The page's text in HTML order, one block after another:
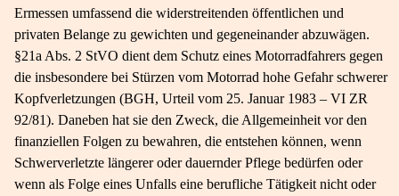
Ermessen umfassend die widerstreitenden öffentlichen und
privaten Belange zu gewichten und gegeneinander abzuwägen.
§21a Abs. 2 StVO dient dem Schutz eines Motorradfahrers gegen
die insbesondere bei Stürzen vom Motorrad hohe Gefahr schwerer
Kopfverletzungen (BGH, Urteil vom 25. Januar 1983 – VI ZR
92/81). Daneben hat sie den Zweck, die Allgemeinheit vor den
finanziellen Folgen zu bewahren, die entstehen können, wenn
Schwerverletzte längerer oder dauernder Pflege bedürfen oder
wenn als Folge eines Unfalls eine berufliche Tätigkeit nicht oder